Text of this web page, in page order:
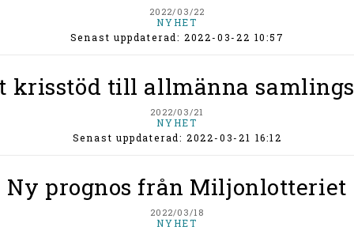
2022/03/22
NYHET
Senast uppdaterad: 2022-03-22 10:57
krisstöd till allmänna
2022/03/21
NYHET
Senast uppdaterad: 2022-03-21 16:12
Ny prognos från Miljonlotteriet
2022/03/18
NYHET